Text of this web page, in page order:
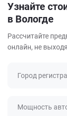
Узнайте
в Вологде
Рассчитайте
онлайн, не
Город
Мощность